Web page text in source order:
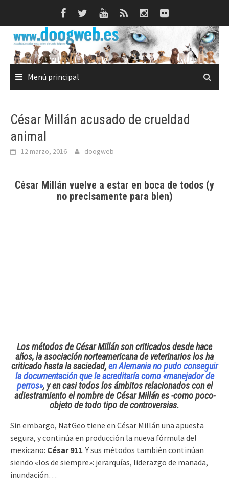
Menú principal
César Millán acusado de crueldad
animal
12 marzo, 2016 doogweb
César Millán vuelve a estar en boca de todos (y
no precisamente para bien)
Los métodos de César Millán son criticados desde hace
años, la asociación norteamericana de veterinarios los ha
criticado hasta la saciedad,en Alemania no pudo conseguir
la documentación que le acreditaría como «manejador de
perros», y en casi todos los ámbitos relacionados con el
adiestramiento el nombre de César Millán es -como poco-
objeto de todo tipo de controversias.
Sin embargo, NatGeo tiene en César Millán una apuesta
segura, y continúa en producción la nueva fórmula del
mexicano: César 911. Y sus métodos también continúan
siendo «los de siempre»: jerarquías, liderazgo de manada,
inundación…